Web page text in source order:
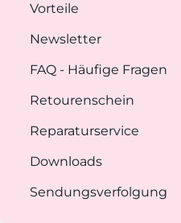
Vorteile
Newsletter
FAQ - Häufige Fragen
Retourenschein
Reparaturservice
Downloads
Sendungsverfolgung